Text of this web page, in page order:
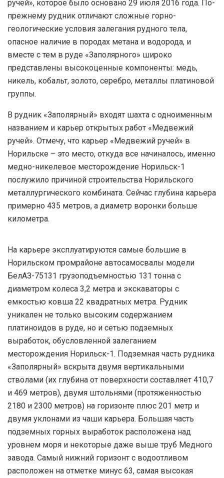
ручей», которое было основано 29 июля 2016 года. По-
прежнему рудник отличают сложные горно-
геологические условия залегания рудного тела,
опасное наличие в породах метана и водорода, и
вместе с тем в руде «Заполярного» широко
представлены высокоценные компоненты: медь,
никель, кобальт, золото, серебро, металлы платиновой
группы.
В рудник «Заполярный» входят шахта с одноименным
названием и карьер открытых работ «Медвежий
ручей». Отмечу, что карьер «Медвежий ручей» в
Норильске – это место, откуда все начиналось, именно
медно-никелевое месторождение Норильск-1
послужило причиной строительства Норильского
металлургического комбината. Сейчас глубина карьера
примерно 435 метров, а диаметр воронки больше
километра.
На карьере эксплуатируются самые большие в
Норильском промрайоне автосамосвалы модели
БелАЗ-75131 грузоподъемностью 131 тонна с
диаметром колеса 3,2 метра и экскаваторы с
емкостью ковша 22 квадратных метра. Рудник
уникален не только высоким содержанием
платиноидов в руде, но и сетью подземных
выработок, обусловленной залеганием
месторождения Норильск-1. Подземная часть рудника
«Заполярный» вскрыта двумя вертикальными
стволами (их глубина от поверхности составляет 410,7
и 469 метров), двумя штольнями (протяженностью
2180 и 2300 метров) на горизонте плюс 201 метр и
двумя уклонами из чаши карьера. Большая часть
подземных горных выработок расположена над
уровнем моря и некоторые даже выше труб Медного
завода. Самый нижний горизонт с водоотливом
расположен на отметке минус 63, самая высокая